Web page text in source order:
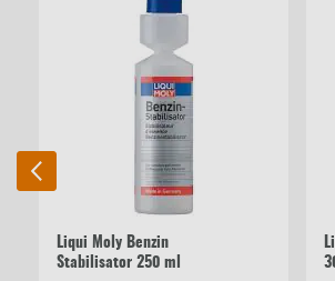
Liqui Moly Benzin
Stabilisator 250 ml